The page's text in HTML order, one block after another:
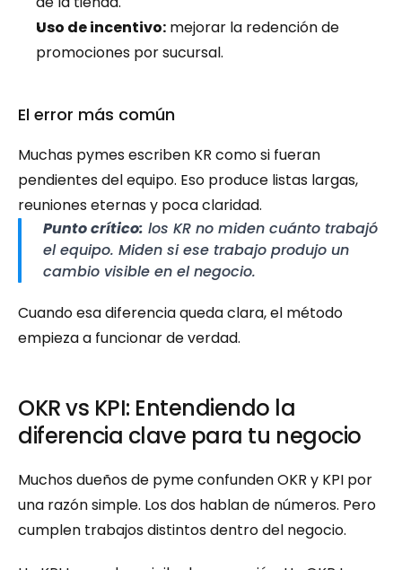
Uso de incentivo: mejorar la redención de
promociones por sucursal.
El error más común
Muchas pymes escriben KR como si fueran
pendientes del equipo. Eso produce listas largas,
reuniones eternas y poca claridad.
Punto crítico: los KR no miden cuánto trabajó
el equipo. Miden si ese trabajo produjo un
cambio visible en el negocio.
Cuando esa diferencia queda clara, el método
empieza a funcionar de verdad.
OKR vs KPI: Entendiendo la
diferencia clave para tu negocio
Muchos dueños de pyme confunden OKR y KPI por
una razón simple. Los dos hablan de números. Pero
cumplen trabajos distintos dentro del negocio.